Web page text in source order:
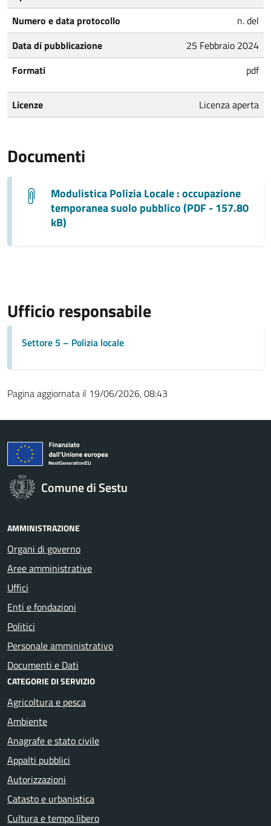
Numero e data protocollo
n. del
Data di pubblicazione
25 Febbraio 2024
Formati
pdf
Licenze Licenza aperta
Documenti
Modulistica Polizia Locale : occupazione
temporanea suolo pubblico (PDF - 157.80
kB)
Ufficio responsabile
Settore 5 – Polizia locale
Pagina aggiornata il 19/06/2026, 08:43
Comune di Sestu
AMMINISTRAZIONE
Organi di governo
Aree amministrative
Uffici
Enti e fondazioni
Politici
Personale amministrativo
Documenti e Dati
CATEGORIE DI SERVIZIO
Agricoltura e pesca
Ambiente
Anagrafe e stato civile
Appalti pubblici
Autorizzazioni
Catasto e urbanistica
Cultura e tempo libero